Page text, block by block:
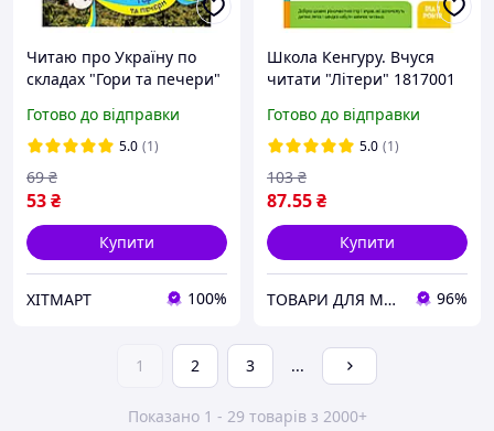
Читаю про Україну по
складах "Гори та печери"
ілюстраціями ХІТМАРТ
Готово до відправки
5.0 (1)
53₴
69 ₴
Купити
ХІТМАРТ 100%
Школа Кенгуру. Вчуся
читати "Літери" 1817001
Готово до відправки
5.0 (1)
87.55₴
103 ₴
Купити
ТОВАРИ ДЛЯ МАМ ТА ДІТЕЙ 96%
1 2 3 ...
Показано 1 - 29 товарів з 2000+